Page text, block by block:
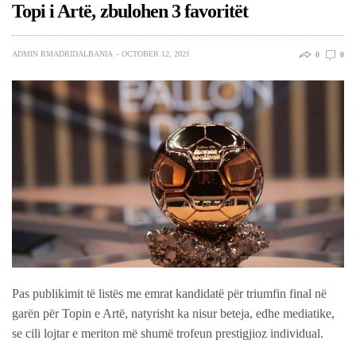
Topi i Artë, zbulohen 3 favoritët
ADMIN RMADRIDALBANIA OCTOBER 12, 2021 0 0
Pas publikimit të listës me emrat kandidatë për triumfin final në
garën për Topin e Artë, natyrisht ka nisur beteja, edhe mediatike,
se cili lojtar e meriton më shumë trofeun prestigjioz individual.